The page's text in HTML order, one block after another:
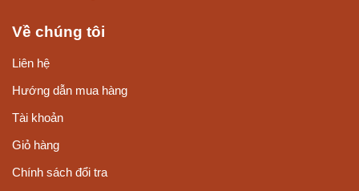
Về chúng tôi
Liên hệ
Hướng dẫn mua hàng
Tài khoản
Giỏ hàng
Chính sách đổi tra